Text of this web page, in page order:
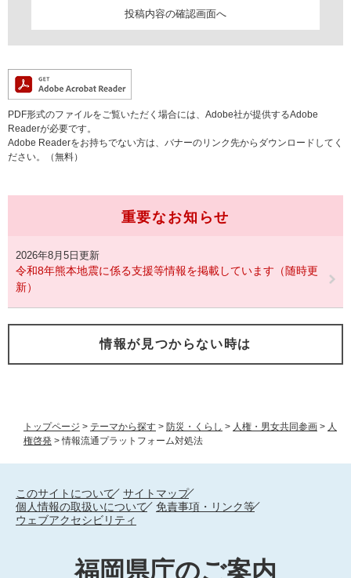
トップページ > テーマから探す > 防災・くらし > 人権・男女共同参画 > 人
権啓発 >情報流通プラットフォーム対処法
PDF形式のファイルをご覧いただく場合には、Adobe社が提供するAdobe
Readerが必要です。
Adobe Readerをお持ちでない方は、バナーのリンク先からダウンロードしてく
ださい。（無料）
重要なお知らせ
2026年8月5日更新
令和8年熊本地震に係る支援等情報を掲載しています（随時更
新）
情報が見つからない時は
このサイトについて
サイトマップ
個人情報の取扱いについて
免責事項・リンク等
ウェブアクセシビリティ
福岡県庁のご案内